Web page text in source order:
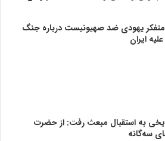
متفکر یهودی ضد صهیونیست درباره جنگ
ایران
به استقبال مبعث رفت: از حضرت
سه‌گانه